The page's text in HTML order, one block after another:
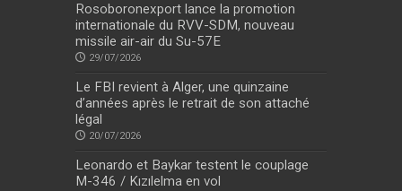
Rosoboronexport lance la promotion
internationale du RVV-SDM, nouveau
missile air-air du Su-57E
29/07/2026
Le FBI revient à Alger, une quinzaine
d’années après le retrait de son attaché
légal
20/07/2026
Leonardo et Baykar testent le couplage
M-346 / Kızılelma en vol